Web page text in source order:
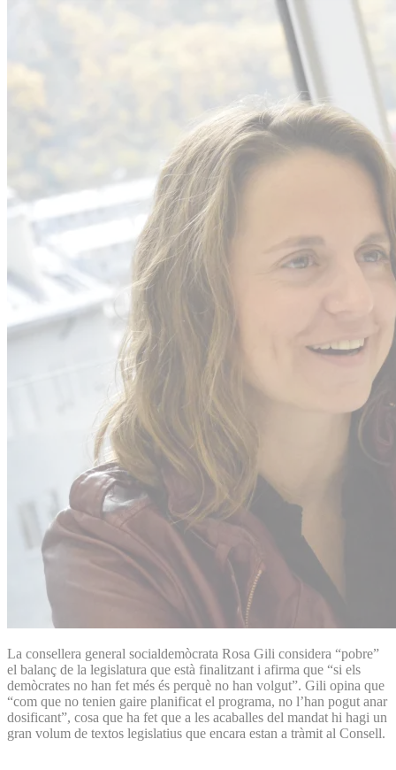
La consellera general socialdemòcrata Rosa Gili considera “pobre”
el balanç de la legislatura que està finalitzant i afirma que “si els
demòcrates no han fet més és perquè no han volgut”. Gili opina que
“com que no tenien gaire planificat el programa, no l’han pogut anar
dosificant”, cosa que ha fet que a les acaballes del mandat hi hagi un
gran volum de textos legislatius que encara estan a tràmit al Consell.